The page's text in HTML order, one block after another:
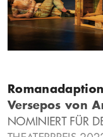
Romanadaption
Versepos von
NOMINIERT FÜR